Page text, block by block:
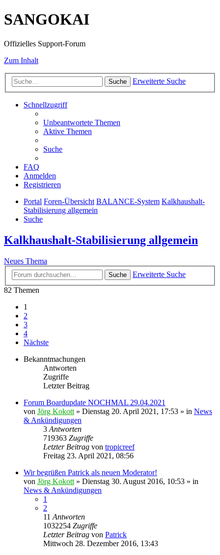
SANGOKAI
Offizielles Support-Forum
Zum Inhalt
Suche Erweiterte Suche
Schnellzugriff
Unbeantwortete Themen
Aktive Themen
Suche
FAQ
Anmelden
Registrieren
Portal Foren-Übersicht BALANCE-System Kalkhaushalt-
Stabilisierung allgemein
Suche
Kalkhaushalt-Stabilisierung allgemein
Neues Thema
Suche
Erweiterte Suche
82 Themen
1
2
3
4
Nächste
Bekanntmachungen
Antworten
Zugriffe
Letzter Beitrag
Forum Boardupdate NOCHMAL 29.04.2021
von Jörg Kokott » Dienstag 20. April 2021, 17:53 » in News
& Ankündigungen
3 Antworten
719363 Zugriffe
Letzter Beitrag von tropicreef
Freitag 23. April 2021, 08:56
Wir begrüßen Patrick als neuen Moderator!
von Jörg Kokott » Dienstag 30. August 2016, 10:53 » in
News & Ankündigungen
1
2
11 Antworten
1032254 Zugriffe
Letzter Beitrag von Patrick
Mittwoch 28. Dezember 2016, 13:43